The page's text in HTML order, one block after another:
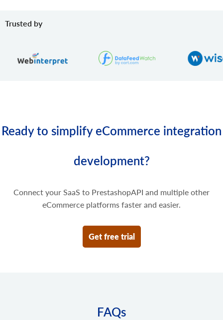
ストアから製品バリエーションを削除します。
商品に画像を追加
product.variant.image.delete
製品バリエーションの一部の価格を更新します。
Trusted by
Ready to simplify eCommerce integration
development?
Connect your SaaS to PrestashopAPI and multiple other
eCommerce platforms faster and easier.
Get free trial
FAQs